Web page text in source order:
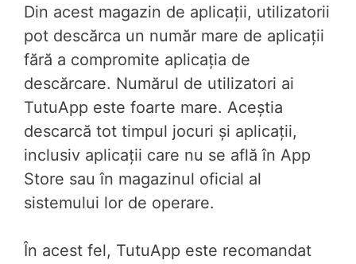
Din acest magazin de aplicații, utilizatorii
pot descărca un număr mare de aplicații
fără a compromite aplicația de
descărcare. Numărul de utilizatori ai
TutuApp este foarte mare. Aceștia
descarcă tot timpul jocuri și aplicații,
inclusiv aplicații care nu se află în App
Store sau în magazinul oficial al
sistemului lor de operare.
În acest fel, TutuApp este recomandat